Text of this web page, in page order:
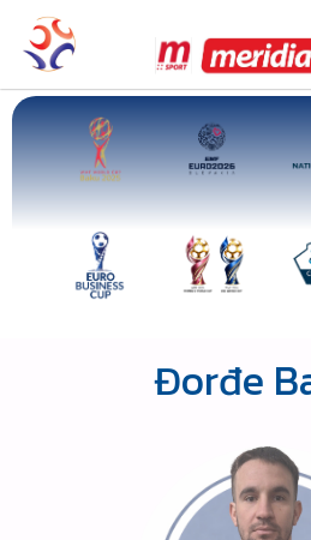
Đorđe